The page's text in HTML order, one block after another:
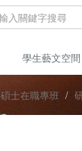
學生藝文空間
碩士在職專班